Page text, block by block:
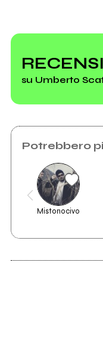
Umberto
Scataglini
su Umberto
Un'illusione
Potrebbero
Mistonocivo